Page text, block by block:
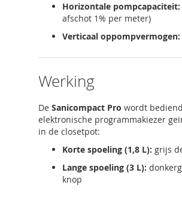
Horizontale pompcapaciteit:
afschot 1% per meter)
Verticaal oppompvermogen:
Werking
De Sanicompact Pro wordt
elektronische programmakiezer
in de closetpot:
Korte spoeling (1,8 L): grijs
Lange spoeling (3 L):
knop